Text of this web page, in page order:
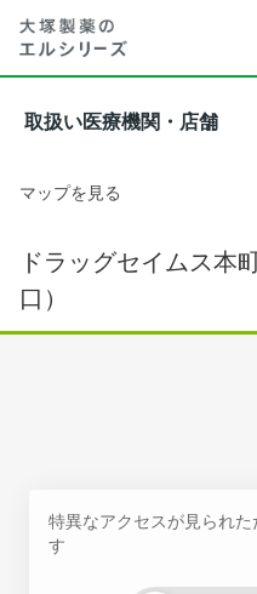
取扱い医療機関・店舗
マップを見る
ドラッグセイムス本
口）
特異なアクセスが見られ
す